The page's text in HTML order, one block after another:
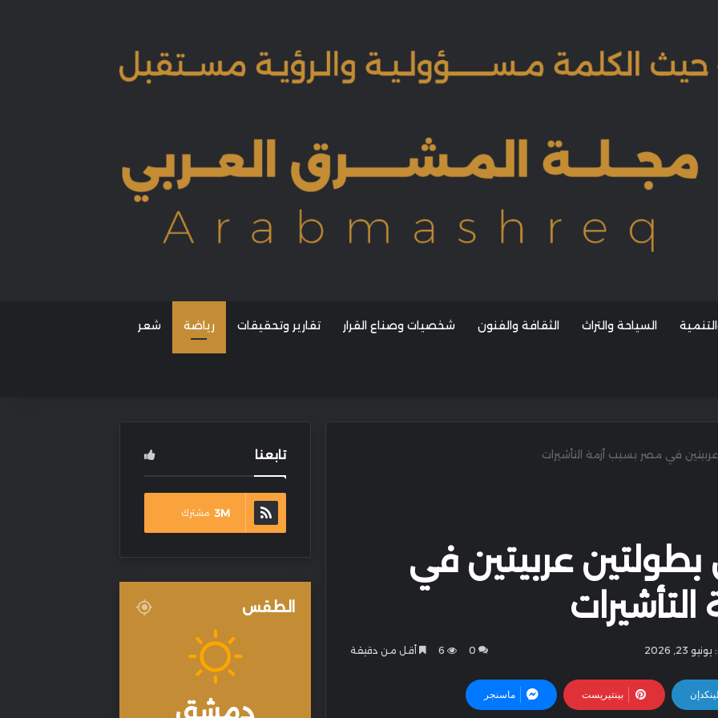
السياحة والتراث الثقافة والفنون شخصيات وصناع القرار تقارير وتحقيقات رياضة شعر
في مصر بسبب أزمة التأشيرات
عربيتين في
23, 2026
0
6 أقل من دقيقة
لينكدإن بينتيريست ماسنجر
تابعنا
3M مشترك
الطقس
دمشق